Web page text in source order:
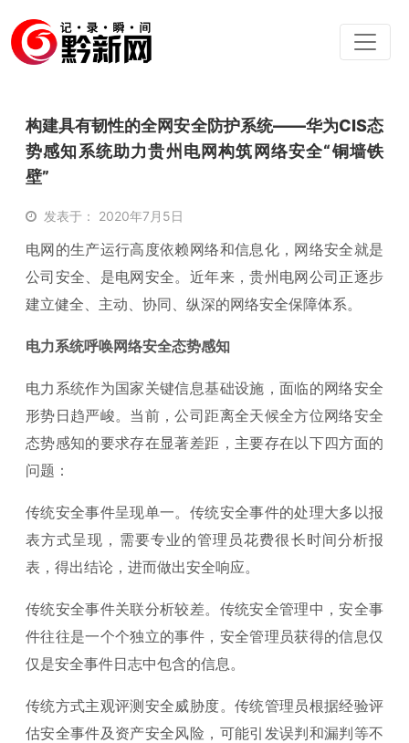
构建具有韧性的全网安全防护系统——华为CIS态
势感知系统助力贵州电网构筑网络安全“铜墙铁
壁”
发表于： 2020年7月5日
电网的生产运行高度依赖网络和信息化，网络安全就是
公司安全、是电网安全。近年来，贵州电网公司正逐步
建立健全、主动、协同、纵深的网络安全保障体系。
电力系统呼唤网络安全态势感知
电力系统作为国家关键信息基础设施，面临的网络安全
形势日趋严峻。当前，公司距离全天候全方位网络安全
态势感知的要求存在显著差距，主要存在以下四方面的
问题：
传统安全事件呈现单一。传统安全事件的处理大多以报
表方式呈现，需要专业的管理员花费很长时间分析报
表，得出结论，进而做出安全响应。
传统安全事件关联分析较差。传统安全管理中，安全事
件往往是一个个独立的事件，安全管理员获得的信息仅
仅是安全事件日志中包含的信息。
传统方式主观评测安全威胁度。传统管理员根据经验评
估安全事件及资产安全风险，可能引发误判和漏判等不